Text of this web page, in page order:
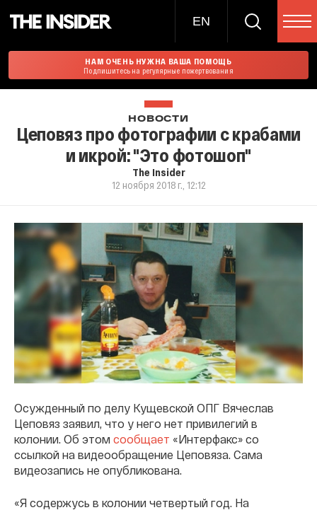
EN
НАМ ОЧЕНЬ НУЖНА ВАША ПОМОЩЬ
Подпишитесь на регулярные пожертвования
НОВОСТИ
Цеповяз про фотографии с крабами
и икрой: "Это фотошоп"
The Insider
12 ноября 2018 г., 12:12
Осужденный по делу Кущевской ОПГ Вячеслав
Цеповяз заявил, что у него нет привилегий в
колонии. Об этом сообщает «Интерфакс» со
ссылкой на видеообращение Цеповяза. Сама
видеозапись не опубликована.
«Я содержусь в колонии четвертый год. На